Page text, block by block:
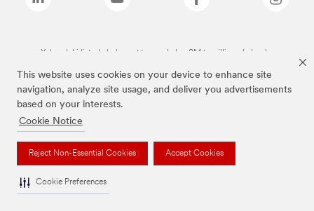
This website uses cookies on your device to enhance site
navigation, analyze site usage, and deliver you advertisements
based on your interests.
Cookie Notice
Reject Non-Essential Cookies Accept Cookies
Cookie Preferences
Yukarıdaki listede bulunan tüm markalar, 3M tescilli markalarıdır.